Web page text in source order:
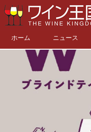
ホーム ニュース